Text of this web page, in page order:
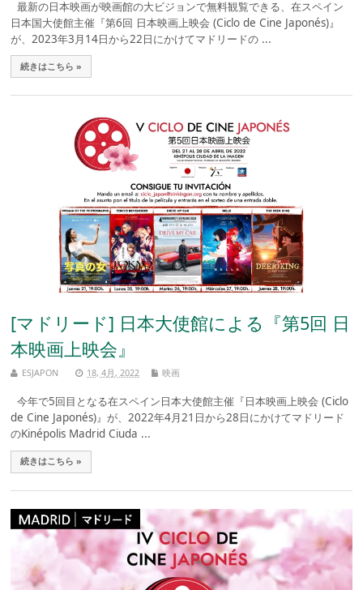
最新の日本映画が映画館の大ビジョンで無料観覧できる、在スペイン
日本国大使館主催『第6回 日本映画上映会 (Ciclo de Cine Japonés)』
が、2023年3月14日から22日にかけてマドリードの ...
続きはこちら »
[マドリード] 日本大使館による『第5回 日
本映画上映会』
ESJAPON 18, 4月, 2022 映画
今年で5回目となる在スペイン日本大使館主催『日本映画上映会 (Ciclo
de Cine Japonés)』が、2022年4月21日から28日にかけてマドリード
のKinépolis Madrid Ciuda ...
続きはこちら »